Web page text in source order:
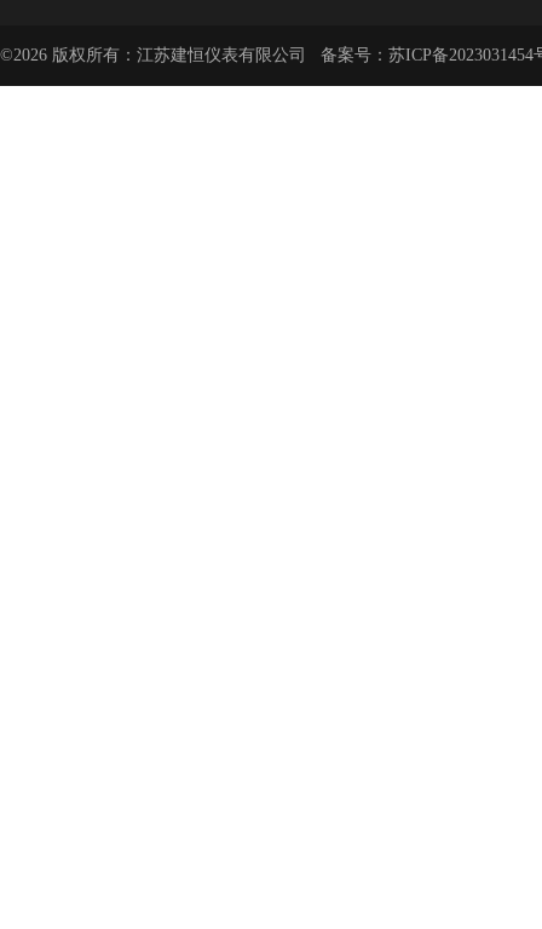
©2026 版权所有：江苏建恒仪表有限公司 备案号： 苏ICP备2023031454